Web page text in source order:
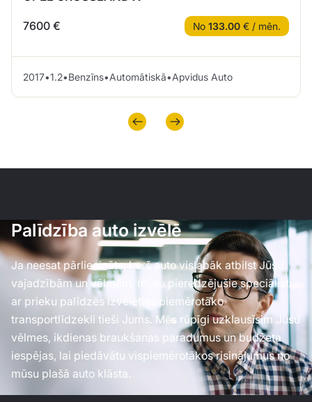
7600 € No 133.00 € / mēn.
2017•1.2•Benzīns•Automātiskā•Apvidus Auto
Palīdzība auto izvēlē
Ja neesat pārliecināts, kurš auto vislabāk atbilst Jūsu
vajadzībām un vēlmēm, mūsu pieredzējušie speciālisti
ar prieku palīdzēs izvēlēties piemērotāko
transportlīdzekli tieši Jums. Mēs rūpīgi uzklausīsim Jūsu
vēlmes, ikdienas braukšanas paradumus un budžeta
iespējas, lai piedāvātu vispiemērotākos risinājumus no
mūsu plašā auto klāsta.